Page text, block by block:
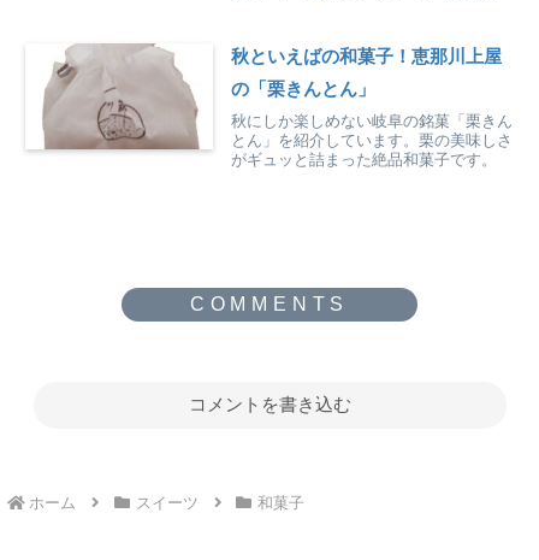
秋といえばの和菓子！恵那川上屋
の「栗きんとん」
秋にしか楽しめない岐阜の銘菓「栗きん
とん」を紹介しています。栗の美味しさ
がギュッと詰まった絶品和菓子です。
コメントを書き込む
ホーム スイーツ 和菓子